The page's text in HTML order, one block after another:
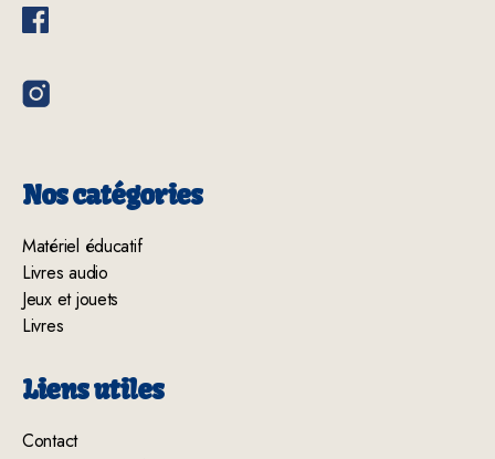
Nos catégories
Matériel éducatif
Livres audio
Jeux et jouets
Livres
Liens utiles
Contact